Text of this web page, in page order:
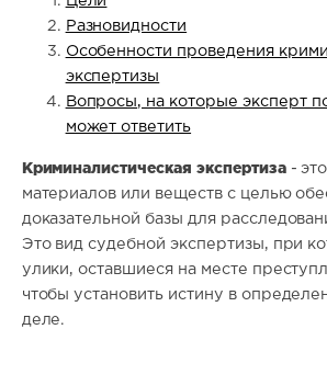
Разновидности
Особенности проведения
экспертизы
Вопросы, на которые эксперт
может ответить
Криминалистическая экспертиза-
материалов или веществ с целью
доказательной базы для
Это вид судебной экспертизы, при
улики, оставшиеся на месте
чтобы установить истину в
деле.